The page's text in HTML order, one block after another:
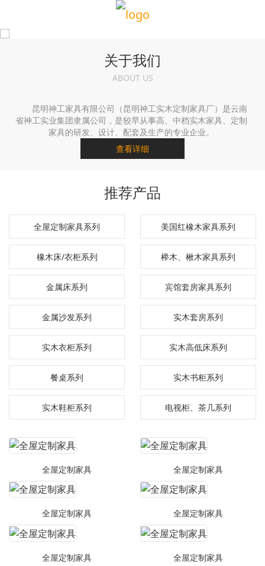
关于我们
ABOUT US
昆明神工家具有限公司（昆明神工实木定制家具厂）是云南
省神工实业集团隶属公司，是较早从事高、中档实木家具、定制
家具的研发、设计、配套及生产的专业企业。
查看详细
推荐产品
全屋定制家具系列 美国红橡木家具系列
橡木床/衣柜系列 榉木、楸木家具系列
金属床系列 宾馆套房家具系列
金属沙发系列 实木套房系列
实木衣柜系列 实木高低床系列
餐桌系列 实木书柜系列
实木鞋柜系列 电视柜、茶几系列
全屋定制家具 全屋定制家具
全屋定制家具 全屋定制家具
全屋定制家具 全屋定制家具